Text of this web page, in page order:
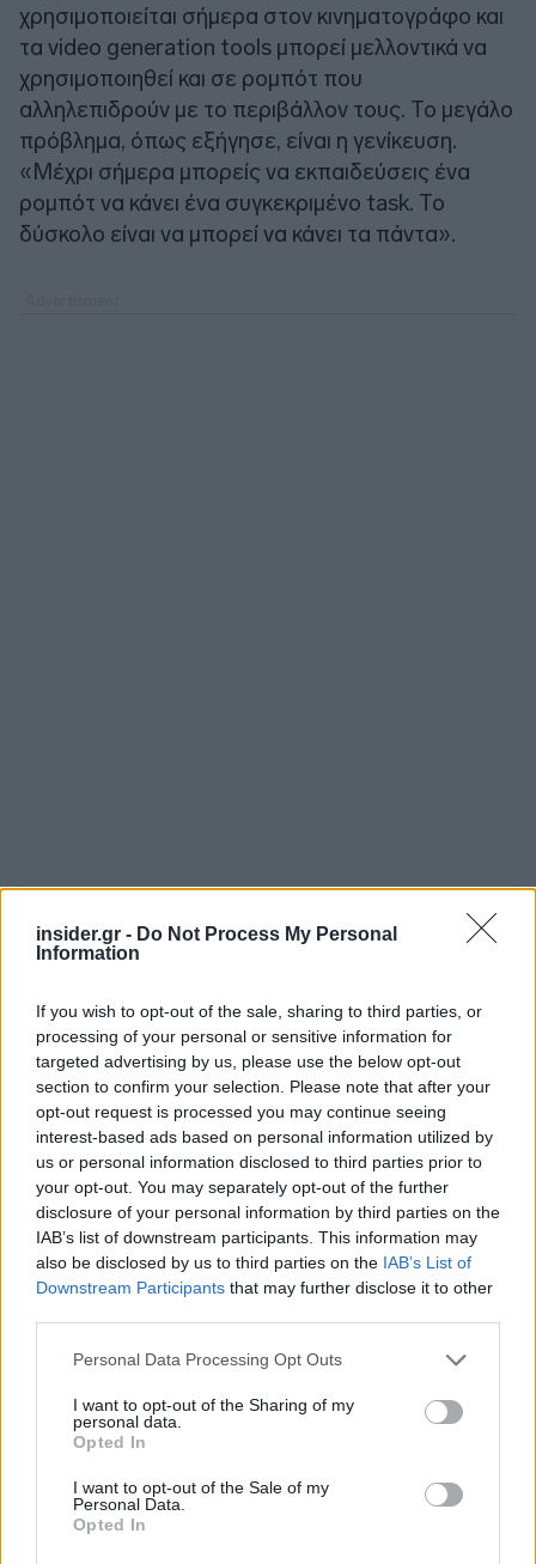
insider.gr - Do Not Process My Personal
Information
If you wish to opt-out of the sale, sharing to third parties, or
processing of your personal or sensitive information for
targeted advertising by us, please use the below opt-out
section to confirm your selection. Please note that after your
opt-out request is processed you may continue seeing
interest-based ads based on personal information utilized by
us or personal information disclosed to third parties prior to
your opt-out. You may separately opt-out of the further
disclosure of your personal information by third parties on the
IAB’s list of downstream participants. This information may
also be disclosed by us to third parties on the IAB’s List of
Downstream Participants that may further disclose it to other
Please note that this website/app uses one or more Google
not limited to your visit or usage behaviour. You may click to
grant or deny consent to Google and its third-party tags to
use your data for below specified purposes in below Google
consent section.
Personal Data Processing Opt Outs
I want to opt-out of the Sharing of my
personal data.
Opted In
I want to opt-out of the Sale of my
Personal Data.
Opted In
χρησιμοποιείται σήμερα στον κινηματογράφο και
τα video generation tools μπορεί μελλοντικά να
χρησιμοποιηθεί και σε ρομπότ που
αλληλεπιδρούν με το περιβάλλον τους. Το μεγάλο
πρόβλημα, όπως εξήγησε, είναι η γενίκευση.
«Μέχρι σήμερα μπορείς να εκπαιδεύσεις ένα
ρομπότ να κάνει ένα συγκεκριμένο task. Το
δύσκολο είναι να μπορεί να κάνει τα πάντα».
Από τη Θεσσαλονίκη και την
DeepMind στη Reflection AI που
ποντάρει σε open-weight μοντέλα
AI
Από τον πυρήνα της σύγχρονης AI έρευνας
προέρχεται καιο Γιάννης Αντώνογλου, ένας
Θεσσαλονικιός που μετά την φοίτησή του σε
ελληνικό πανεπιστήμιο πήγε για μεταπτυχιακό στο
πειραματίζεται με reinforcement learning (σ.σ. η
ενισχυτική μάθηση είναι ένας κλάδος του Machine
αποφάσεις μέσω δοκιμής και λάθους,
αλληλεπιδρώντας με ένα περιβάλλον). «Τα